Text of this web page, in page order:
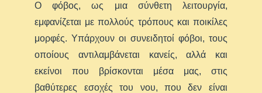
Ο φόβος, ως μια σύνθετη λειτουργία,
εμφανίζεται με πολλούς τρόπους και ποικίλες
μορφές. Υπάρχουν οι συνειδητοί φόβοι, τους
οποίους αντιλαμβάνεται κανείς, αλλά και
εκείνοι που βρίσκονται μέσα μας, στις
βαθύτερες εσοχές του νου, που δεν είναι